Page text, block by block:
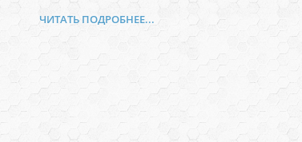
ЧИТАТЬ ПОДРОБНЕЕ...